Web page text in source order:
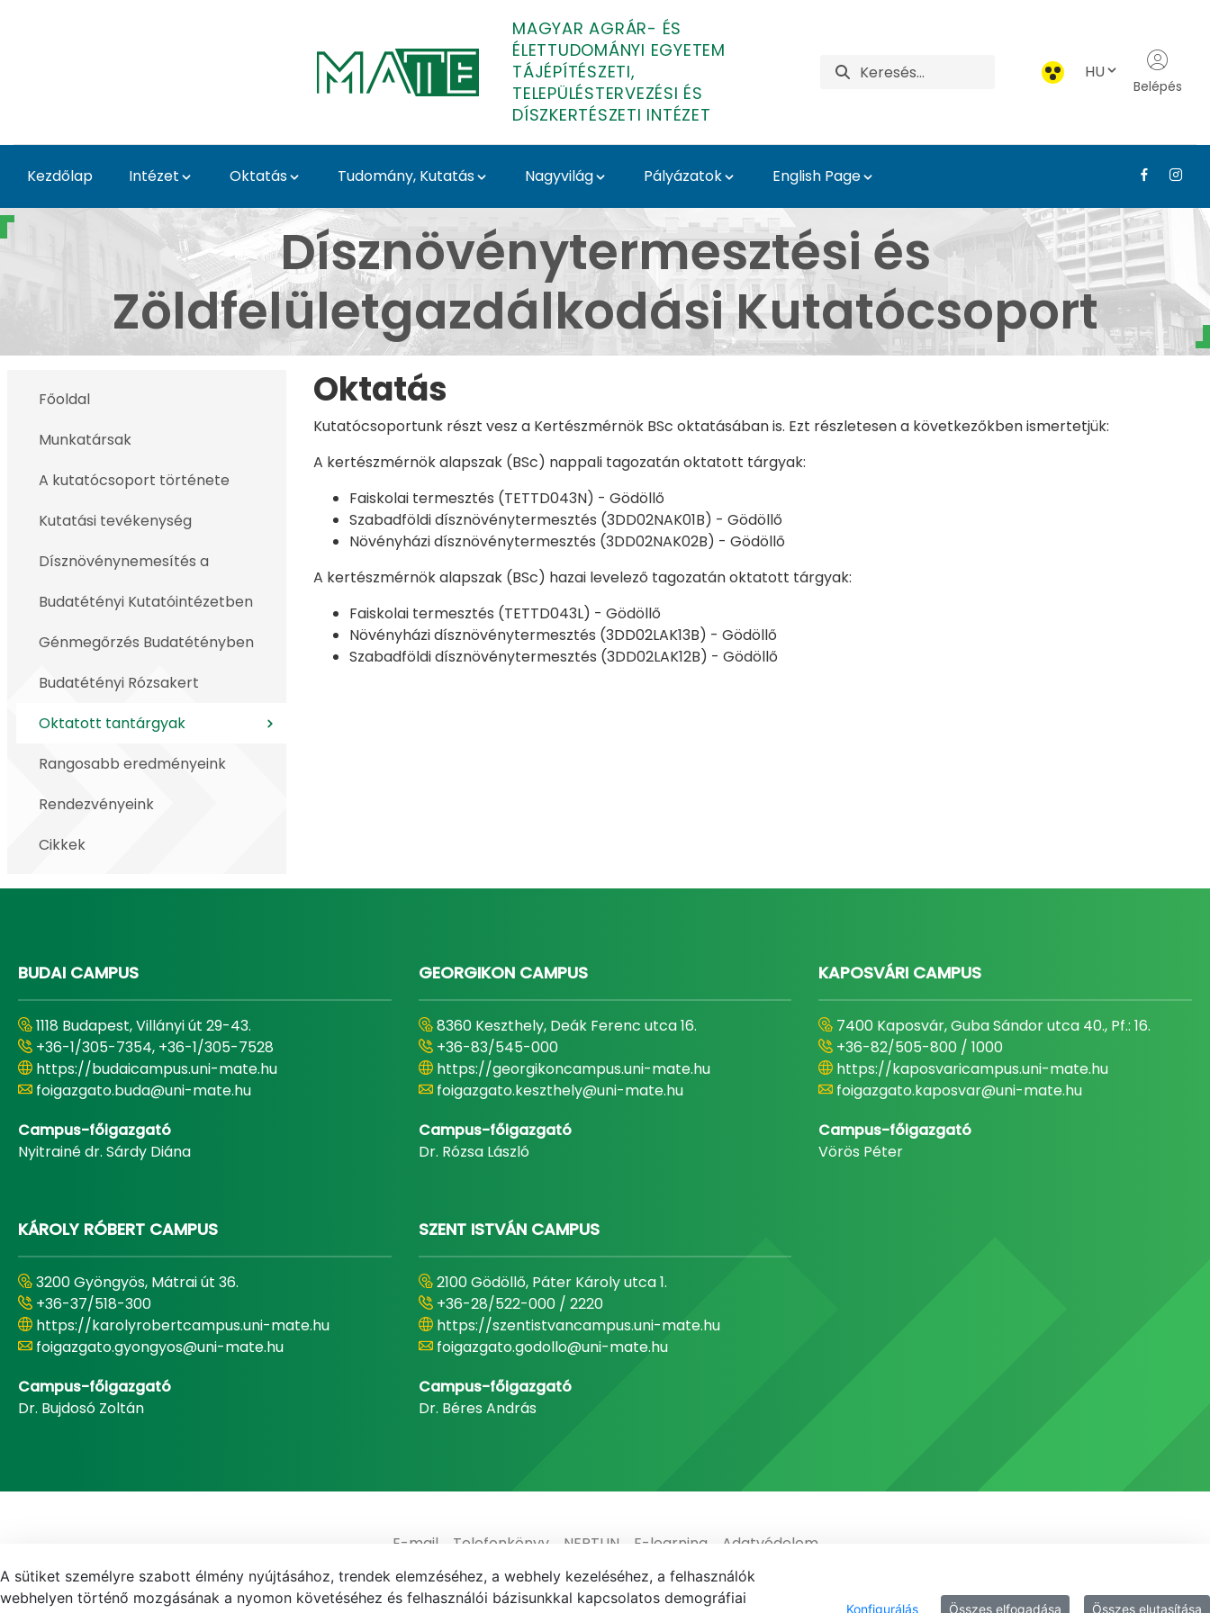
MAGYAR AGRÁR- ÉS
ÉLETTUDOMÁNYI EGYETEM
TÁJÉPÍTÉSZETI,
TELEPÜLÉSTERVEZÉSI ÉS
DÍSZKERTÉSZETI INTÉZET
HU
Belépés
Kezdőlap Intézet Oktatás Tudomány, Kutatás Nagyvilág Pályázatok English Page
Oktatott tantárgyak - DZK - Tájépítészeti, Településtervezési és
Dísznövénytermesztési és
Zöldfelületgazdálkodási Kutatócsoport
Főoldal
Munkatársak
A kutatócsoport története
Kutatási tevékenység
Dísznövénynemesítés a
Budatétényi Kutatóintézetben
Génmegőrzés Budatétényben
Budatétényi Rózsakert
Oktatott tantárgyak
Rangosabb eredményeink
Rendezvényeink
Cikkek
Oktatás
Kutatócsoportunk részt vesz a Kertészmérnök BSc oktatásában is. Ezt részletesen a következőkben ismertetjük:
A kertészmérnök alapszak (BSc) nappali tagozatán oktatott tárgyak:
Faiskolai termesztés (TETTD043N) - Gödöllő
Szabadföldi dísznövénytermesztés (3DD02NAK01B) - Gödöllő
Növényházi dísznövénytermesztés (3DD02NAK02B) - Gödöllő
A kertészmérnök alapszak (BSc) hazai levelező tagozatán oktatott tárgyak:
Faiskolai termesztés (TETTD043L) - Gödöllő
Növényházi dísznövénytermesztés (3DD02LAK13B) - Gödöllő
Szabadföldi dísznövénytermesztés (3DD02LAK12B) - Gödöllő
BUDAI CAMPUS
1118 Budapest, Villányi út 29-43.
+36-1/305-7354, +36-1/305-7528
https://budaicampus.uni-mate.hu
foigazgato.buda@uni-mate.hu
Campus-főigazgató
Nyitrainé dr. Sárdy Diána
GEORGIKON CAMPUS
8360 Keszthely, Deák Ferenc utca 16.
+36-83/545-000
https://georgikoncampus.uni-mate.hu
foigazgato.keszthely@uni-mate.hu
Campus-főigazgató
Dr. Rózsa László
KAPOSVÁRI CAMPUS
7400 Kaposvár, Guba Sándor utca 40., Pf.: 16.
+36-82/505-800 / 1000
https://kaposvaricampus.uni-mate.hu
foigazgato.kaposvar@uni-mate.hu
Campus-főigazgató
Vörös Péter
KÁROLY RÓBERT CAMPUS
3200 Gyöngyös, Mátrai út 36.
+36-37/518-300
https://karolyrobertcampus.uni-mate.hu
foigazgato.gyongyos@uni-mate.hu
Campus-főigazgató
Dr. Bujdosó Zoltán
SZENT ISTVÁN CAMPUS
2100 Gödöllő, Páter Károly utca 1.
+36-28/522-000 / 2220
https://szentistvancampus.uni-mate.hu
foigazgato.godollo@uni-mate.hu
Campus-főigazgató
Dr. Béres András
E-mail Telefonkönyv NEPTUN E-learning Adatvédelem
A sütiket személyre szabott élmény nyújtásához, trendek elemzéséhez, a webhely kezeléséhez, a felhasználók
webhelyen történő mozgásának a nyomon követéséhez és felhasználói bázisunkkal kapcsolatos demográfiai
Konfigurálás Összes elfogadása Összes elutasítása